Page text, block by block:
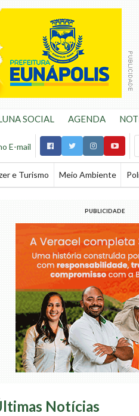
SOCIAL AGENDA
E-mail
e Turismo Meio Ambiente
PUBLICIDADE
Notícias